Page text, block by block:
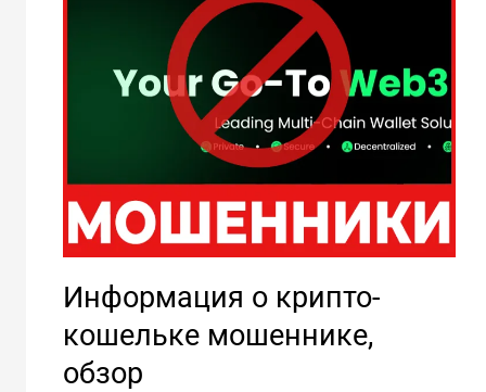
Информация о крипто-
кошельке мошеннике,
обзор